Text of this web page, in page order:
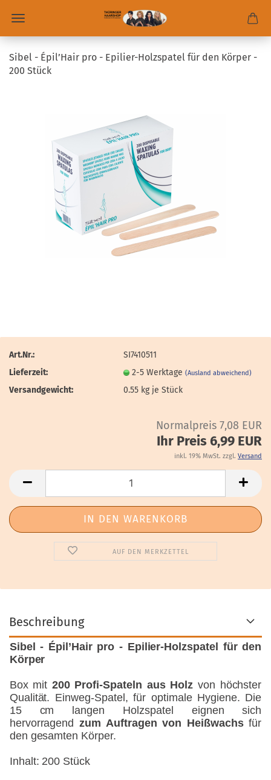
Sibel - Épil’Hair pro - Epilier-Holzspatel für den Körper -
200 Stück
Art.Nr.:
SI7410511
Lieferzeit:
2-5 Werktage(Ausland abweichend)
Versandgewicht: 0.55 kg je Stück
Normalpreis 7,08 EUR
Ihr Preis 6,99 EUR
inkl. 19% MwSt. zzgl. Versand
AUF DEN MERKZETTEL
Beschreibung
Sibel - Épil’Hair pro - Epilier-Holzspatel für den
Körper
Box mit 200 Profi-Spateln aus Holz von höchster
Qualität. Einweg-Spatel, für optimale Hygiene. Die
15 cm langen Holzspatel eignen sich
hervorragendzum Auftragen von Heißwachsfür
den gesamten Körper.
Inhalt: 200 Stück